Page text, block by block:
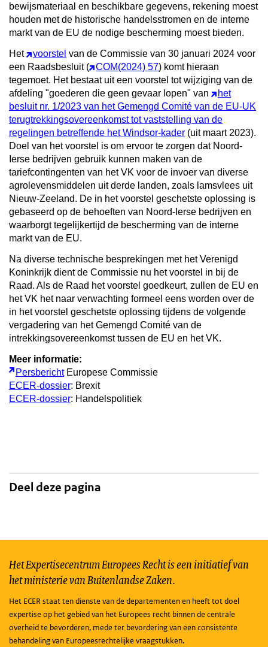
bewijsmateriaal en beschikbare gegevens, rekening moest
houden met de historische handelsstromen en de interne
markt van de EU de nodige bescherming moest bieden.
Het voorstel van de Commissie van 30 januari 2024 voor
een Raadsbesluit (
COM(2024) 57) komt hieraan
tegemoet. Het bestaat uit een voorstel tot wijziging van de
afdeling "goederen die geen gevaar lopen" van
het
besluit nr. 1/2023 van het Gemengd Comité van de EU-UK
terugtrekkingsovereenkomst tot vaststelling van de
regelingen betreffende het Windsor-kader (uit maart 2023).
Doel van het voorstel is om ervoor te zorgen dat Noord-
Ierse bedrijven gebruik kunnen maken van de
tariefcontingenten van het VK voor de invoer van diverse
agrolevensmiddelen uit derde landen, zoals lamsvlees uit
Nieuw-Zeeland. De in het voorstel geschetste oplossing is
gebaseerd op de behoeften van Noord-Ierse bedrijven en
waarborgt tegelijkertijd de bescherming van de interne
markt van de EU.
Na diverse technische besprekingen met het Verenigd
Koninkrijk dient de Commissie nu het voorstel in bij de
Raad. Als de Raad het voorstel goedkeurt, zullen de EU en
het VK het naar verwachting formeel eens worden over de
in het voorstel geschetste oplossing tijdens de volgende
vergadering van het Gemengd Comité van de
intrekkingsovereenkomst tussen de EU en het VK.
Meer informatie:
PersberichtEuropese Commissie
ECER-dossier: Brexit
ECER-dossier: Handelspolitiek
Deel deze pagina
Het Expertisecentrum Europees Recht is een initiatief van
het ministerie van Buitenlandse Zaken.
Het ECER staat ten dienste van de departementen en heeft tot doel
expertise op het gebied van het Europees recht binnen de centrale
overheid te bevorderen, mede ter bevordering van een consistente
behandeling van Europeesrechtelijke vraagstukken.